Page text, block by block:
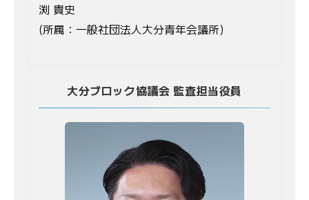
渕 貴史
(所属：一般社団法人大分青年会議所)
大分ブロック協議会 監査担当役員